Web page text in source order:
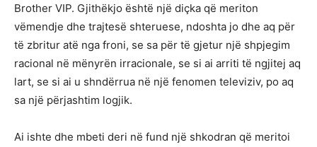
Brother VIP. Gjithëkjo është një diçka që meriton
vëmendje dhe trajtesë shteruese, ndoshta jo dhe aq për
të zbritur atë nga froni, se sa për të gjetur një shpjegim
racional në mënyrën irracionale, se si ai arriti të ngjitej aq
lart, se si ai u shndërrua në një fenomen televiziv, po aq
sa një përjashtim logjik.
Ai ishte dhe mbeti deri në fund një shkodran që meritoi